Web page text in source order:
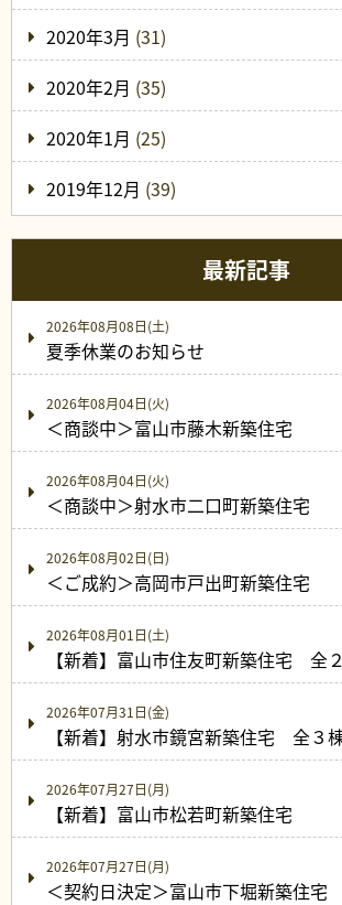
2020年3月 (31)
2020年2月 (35)
2020年1月 (25)
2019年12月 (39)
最新記事
2026年08月08日(土)
夏季休業のお知らせ
2026年08月04日(火)
＜商談中＞富山市藤木新築住宅
2026年08月04日(火)
＜商談中＞射水市二口町新築住宅
2026年08月02日(日)
＜ご成約＞高岡市戸出町新築住宅
2026年08月01日(土)
【新着】富山市住友町新築住宅 全
2026年07月31日(金)
【新着】射水市鏡宮新築住宅 全３
2026年07月27日(月)
【新着】富山市松若町新築住宅
2026年07月27日(月)
＜契約日決定＞富山市下堀新築住宅